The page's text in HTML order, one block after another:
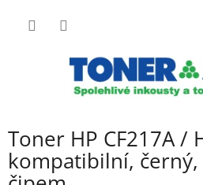
Toner HP CF217A /
kompatibilní,